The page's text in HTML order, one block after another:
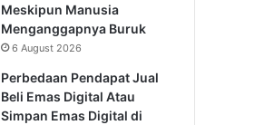
Meskipun Manusia
Menganggapnya Buruk
6 August 2026
Perbedaan Pendapat Jual
Beli Emas Digital Atau
Simpan Emas Digital di